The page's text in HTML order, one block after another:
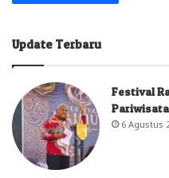
Update Terbaru
Festival
6 Agustus